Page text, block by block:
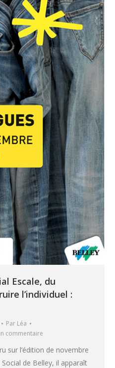
Escale, du
l’individuel :
Par Léa
commentaire
sur l’édition de novembre
de Belley, il apparaît